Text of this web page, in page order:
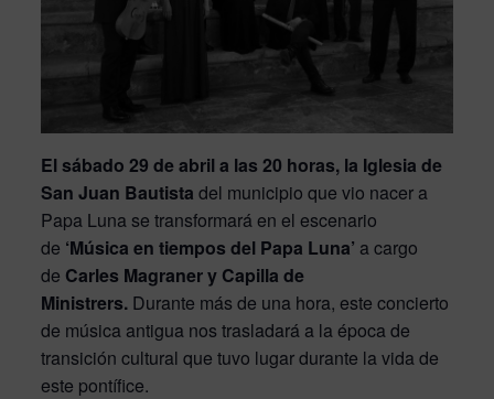
El sábado 29 de abril a las 20 horas, la Iglesia de
San Juan Bautista del municipio que vio nacer a
Papa Luna se transformará en el escenario
de ‘Música en tiempos del Papa Luna’ a cargo
de Carles Magraner y Capilla de
Ministrers.Durante más de una hora, este concierto
de música antigua nos trasladará a la época de
transición cultural que tuvo lugar durante la vida de
este pontífice.